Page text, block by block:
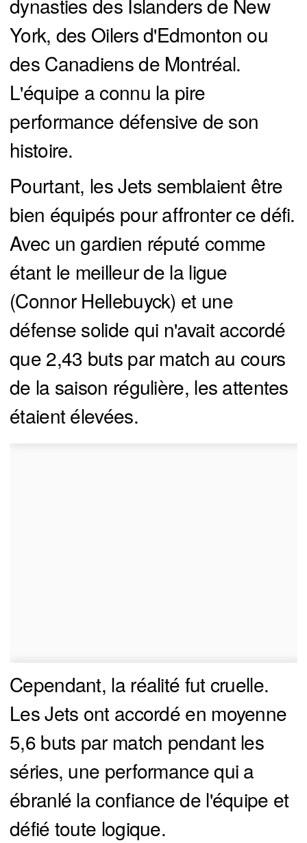
dynasties des Islanders de New
York, des Oilers d'Edmonton ou
des Canadiens de Montréal.
L'équipe a connu la pire
performance défensive de son
histoire.
Pourtant, les Jets semblaient être
bien équipés pour affronter ce défi.
Avec un gardien réputé comme
étant le meilleur de la ligue
(Connor Hellebuyck) et une
défense solide qui n'avait accordé
que 2,43 buts par match au cours
de la saison régulière, les attentes
étaient élevées.
Cependant, la réalité fut cruelle.
Les Jets ont accordé en moyenne
5,6 buts par match pendant les
séries, une performance qui a
ébranlé la confiance de l'équipe et
défié toute logique.